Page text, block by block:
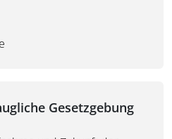
Gesetzgebung